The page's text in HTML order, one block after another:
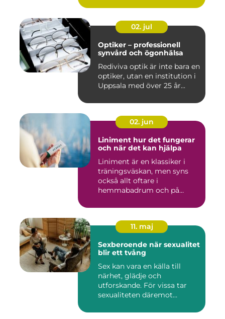
02. jul
Optiker – professionell
synvård och ögonhälsa
Rediviva optik är inte bara en
optiker, utan en institution i
Uppsala med över 25 år...
02. jun
Liniment hur det fungerar
och när det kan hjälpa
Liniment är en klassiker i
träningsväskan, men syns
också allt oftare i
hemmabadrum och på
11. maj
Sexberoende när sexualitet
blir ett tvång
Sex kan vara en källa till
närhet, glädje och
utforskande. För vissa tar
sexualiteten däremot